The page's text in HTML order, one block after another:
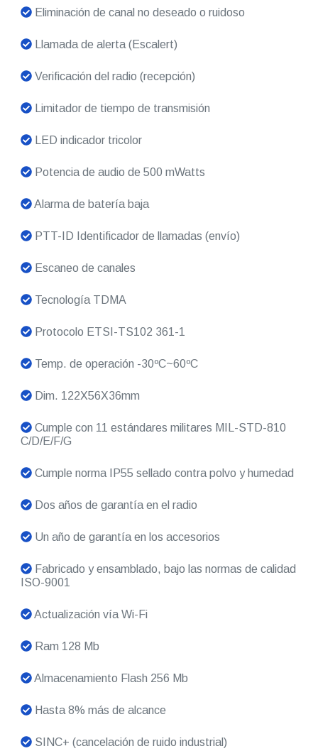
Eliminación de canal no deseado o ruidoso
Llamada de alerta (Escalert)
Verificación del radio (recepción)
Limitador de tiempo de transmisión
LED indicador tricolor
Potencia de audio de 500 mWatts
Alarma de batería baja
PTT-ID Identificador de llamadas (envío)
Escaneo de canales
Tecnología TDMA
Protocolo ETSI-TS102 361-1
Temp. de operación -30ºC~60ºC
Dim. 122X56X36mm
Cumple con 11 estándares militares MIL-STD-810
C/D/E/F/G
Cumple norma IP55 sellado contra polvo y humedad
Dos años de garantía en el radio
Un año de garantía en los accesorios
Fabricado y ensamblado, bajo las normas de calidad
ISO-9001
Actualización vía Wi-Fi
Ram 128 Mb
Almacenamiento Flash 256 Mb
Hasta 8% más de alcance
SINC+ (cancelación de ruido industrial)